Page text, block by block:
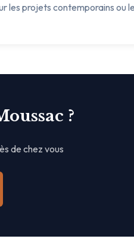
les projets contemporains ou
?
de chez vous